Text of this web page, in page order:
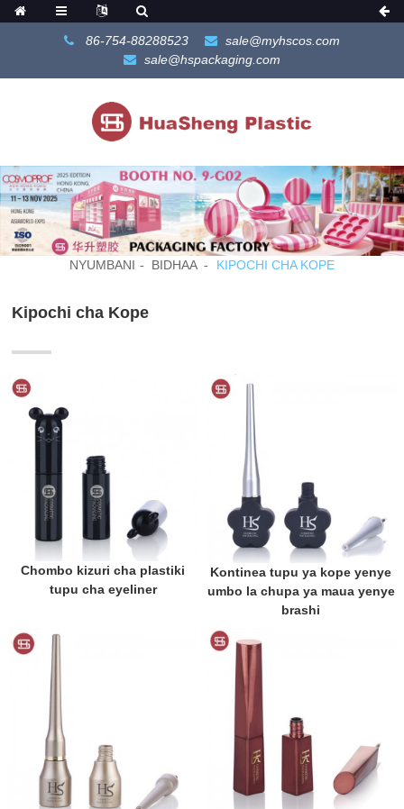
86-754-88288523
sale@myhscos.com
sale@hspackaging.com
NYUMBANI BIDHAA KIPOCHI CHA KOPE
Kipochi cha Kope
Chombo kizuri cha plastiki
tupu cha eyeliner
Kontinea tupu ya kope yenye
umbo la chupa ya maua yenye
brashi